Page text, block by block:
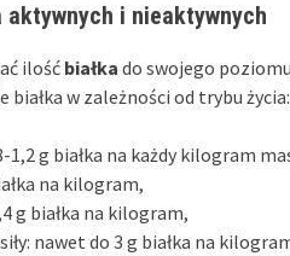
i nieaktywnych
ilość białka do swojego
w zależności od trybu życia:
g białka na każdy kilogram
na kilogram,
g białka na kilogram,
nawet do 3 g białka na